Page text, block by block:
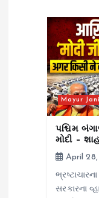
Mayur
પશ્ચિમ
મોદી –
April
સરકારના